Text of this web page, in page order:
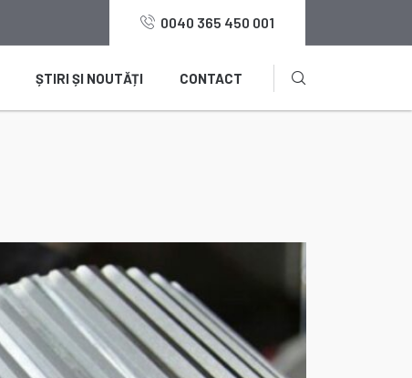
0040 365 450 001
ȘTIRI ȘI NOUTĂȚI CONTACT